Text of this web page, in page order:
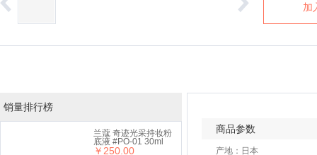
加
销量排行榜
兰蔻 奇迹光采持妆粉
底液 #PO-01 30ml
￥250.00
商品参数
产地：日本